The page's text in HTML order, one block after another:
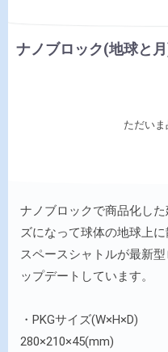
ナノブロック(地球と
ただいま
ナノブロックで商品化し
ズになって球体の地球上
スペースシャトルが最新
ップデートしています。
・PKGサイズ(W×H×D)
280×210×45(mm)